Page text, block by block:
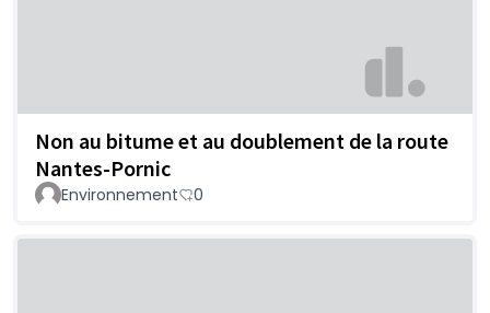
Non au bitume et au doublement de la route
Nantes-Pornic
Environnement 0